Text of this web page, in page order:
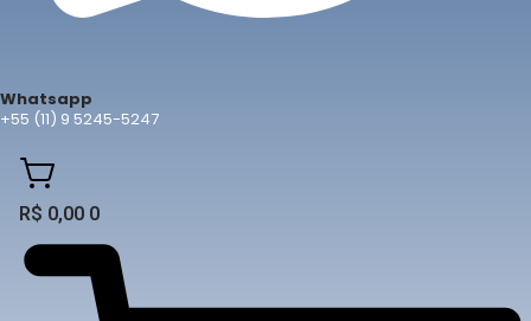
Whatsapp
+55 (11) 9 5245-5247
R$ 0,00 0